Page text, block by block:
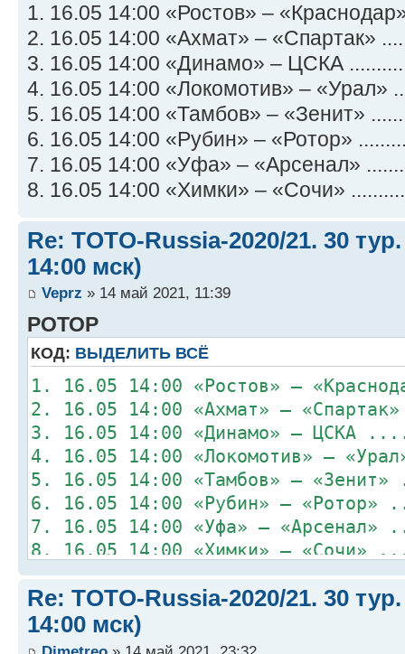
1. 16.05 14:00 «Ростов» –
2. 16.05 14:00 «Ахмат» – «Спартак»
3. 16.05 14:00 «Динамо» – ЦСКА
4. 16.05 14:00 «Локомотив» – «Урал»
5. 16.05 14:00 «Тамбов» – «Зенит»
6. 16.05 14:00 «Рубин» – «Ротор»
7. 16.05 14:00 «Уфа» – «Арсенал»
8. 16.05 14:00 «Химки» – «Сочи»
Re: TOTO-Russia-2020/21. 30
14:00 мск)
Veprz » 14 май 2021, 11:39
РОТОР
КОД: ВЫДЕЛИТЬ ВСЁ
1. 16.05 14:00 «Ростов» –
2. 16.05 14:00 «Ахмат» –
3. 16.05 14:00 «Динамо» –
4. 16.05 14:00 «Локомотив» –
5. 16.05 14:00 «Тамбов» –
6. 16.05 14:00 «Рубин» –
7. 16.05 14:00 «Уфа» –
8. 16.05 14:00 «Химки» –
Re: TOTO-Russia-2020/21. 30
14:00 мск)